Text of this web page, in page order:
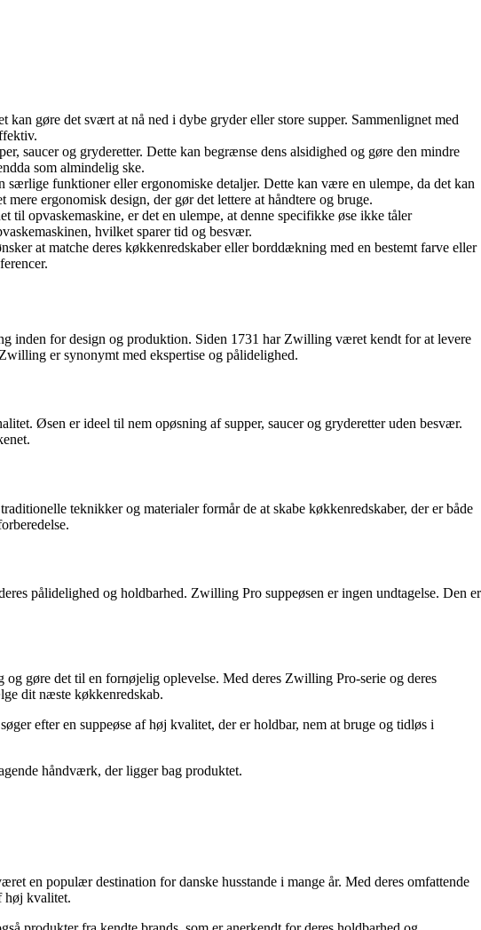
gøre det svært at nå ned i dybe gryder eller store supper. Sammenlignet med
saucer og gryderetter. Dette kan begrænse dens alsidighed og gøre den mindre
som almindelig ske.
funktioner eller ergonomiske detaljer. Dette kan være en ulempe, da det kan
ergonomisk design, der gør det lettere at håndtere og bruge.
til opvaskemaskine, er det en ulempe, at denne specifikke øse ikke tåler
hvilket sparer tid og besvær.
at matche deres køkkenredskaber eller borddækning med en bestemt farve eller
inden for design og produktion. Siden 1731 har Zwilling været kendt for at levere
er synonymt med ekspertise og pålidelighed.
Øsen er ideel til nem opøsning af supper, saucer og gryderetter uden besvær.
teknikker og materialer formår de at skabe køkkenredskaber, der er både
pålidelighed og holdbarhed. Zwilling Pro suppeøsen er ingen undtagelse. Den er
gøre det til en fornøjelig oplevelse. Med deres Zwilling Pro-serie og deres
dit næste køkkenredskab.
efter en suppeøse af høj kvalitet, der er holdbar, nem at bruge og tidløs i
håndværk, der ligger bag produktet.
en populær destination for danske husstande i mange år. Med deres omfattende
høj kvalitet.